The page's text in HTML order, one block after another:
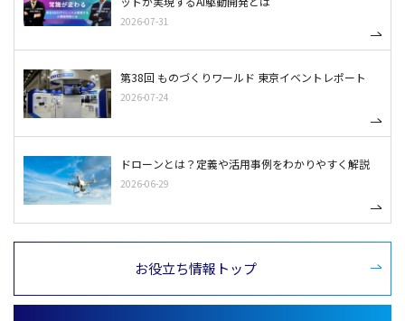
2026-07-31
第38回 ものづくりワールド 東京イベントレポート
2026-07-24
ドローンとは？定義や活用事例をわかりやすく解説
2026-06-29
お役立ち情報トップ